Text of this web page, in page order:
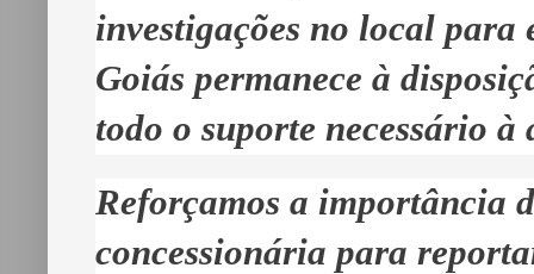
investigações no local para
Goiás permanece à
todo o suporte necessário à
Reforçamos a importância
concessionária para